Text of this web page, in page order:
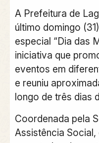
A Prefeitura de
último domingo
especial “Dia das
iniciativa que
eventos em
e reuniu
longo de três dias
Coordenada pela
Assistência